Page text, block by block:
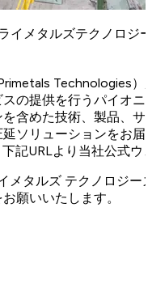
イメタルズテクノロジ
Technologies
の提供を行うパイオ
含めた技術、製品、
ソリューションをお
記URLより当社公式ウ
メタルズ テクノロジ
願いいたします。